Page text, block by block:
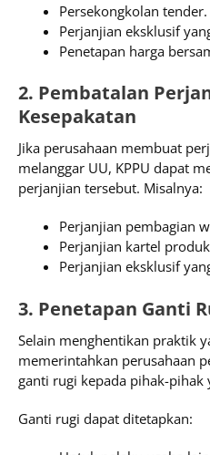
Persekongkolan tender.
Perjanjian eksklusif
Penetapan harga
2. Pembatalan
Kesepakatan
Jika perusahaan membuat
melanggar UU, KPPU dapat
perjanjian tersebut. Misalnya:
Perjanjian pembagian
Perjanjian kartel
Perjanjian eksklusif
3. Penetapan Ganti
Selain menghentikan praktik
memerintahkan perusahaan
ganti rugi kepada pihak-pihak
Ganti rugi dapat ditetapkan: